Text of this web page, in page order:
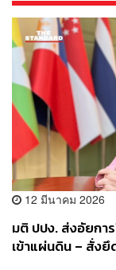
12 มีนาคม 2026
มติ ปปง. ส่งอัยกา
เข้าแผ่นดิน – สั่ง